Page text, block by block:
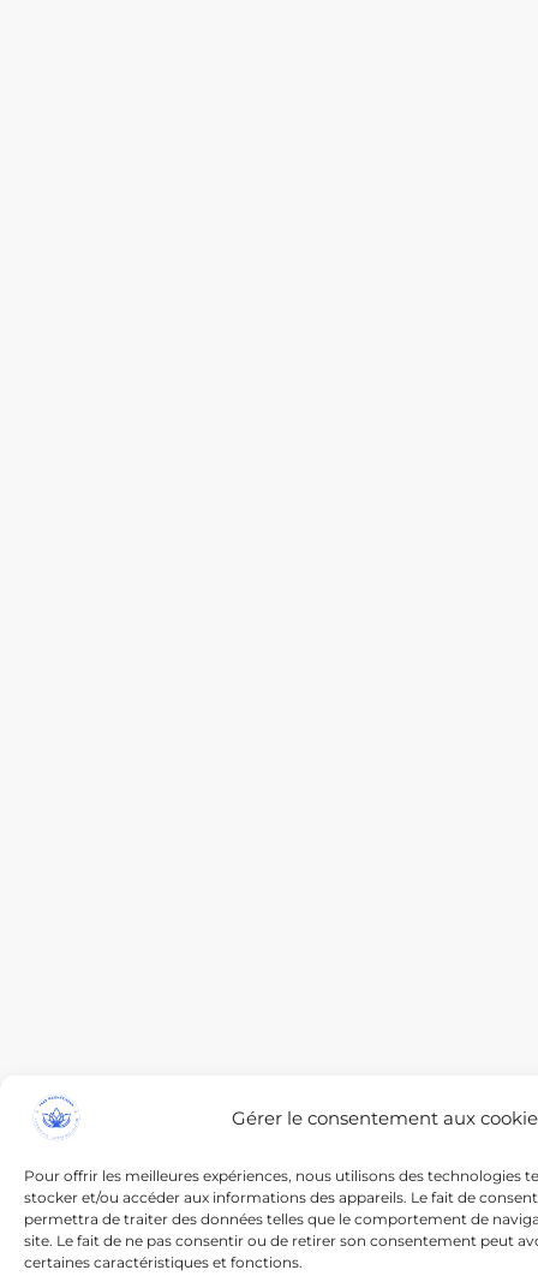
Gérer le consentement aux
Pour offrir les meilleures expériences, nous utilisons des technologies
stocker et/ou accéder aux informations des appareils. Le fait de
permettra de traiter des données telles que le comportement de
site. Le fait de ne pas consentir ou de retirer son consentement peut
certaines caractéristiques et fonctions.